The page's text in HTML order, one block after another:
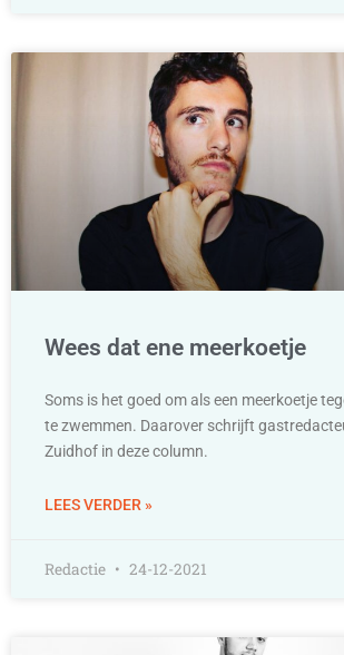
Wees dat ene meerkoetje
Soms is het goed om als een meerkoetje
te zwemmen. Daarover schrijft
Zuidhof in deze column.
LEES VERDER »
Redactie 24-12-2021